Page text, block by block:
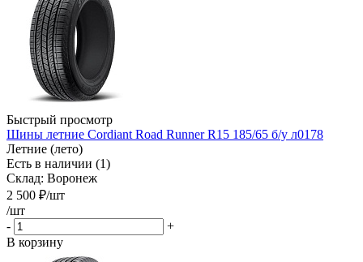
Быстрый просмотр
Шины летние Cordiant Road Runner R15 185/65 б/у л0178
Летние (лето)
Есть в наличии (1)
Склад: Воронеж
2 500 ₽/шт
/шт
-
+
В корзину